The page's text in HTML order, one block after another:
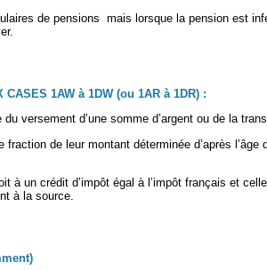
de pensions mais lorsque la pension est
1AW à 1DW (ou 1AR à 1DR) :
versement d’une somme d’argent ou de la
de leur montant déterminée d’après
à un crédit d’impôt égal à l’impôt français et
à la source.